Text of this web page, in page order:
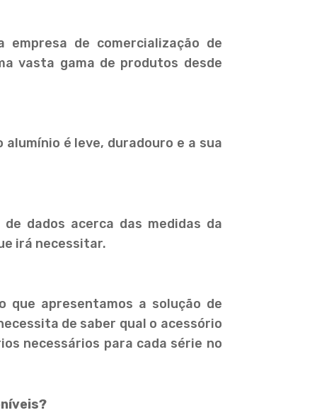
empresa de comercialização de
vasta gama de produtos desde
é leve, duradouro e a sua
dados acerca das medidas da
irá necessitar.
que apresentamos a solução de
de saber qual o acessório
necessários para cada série no